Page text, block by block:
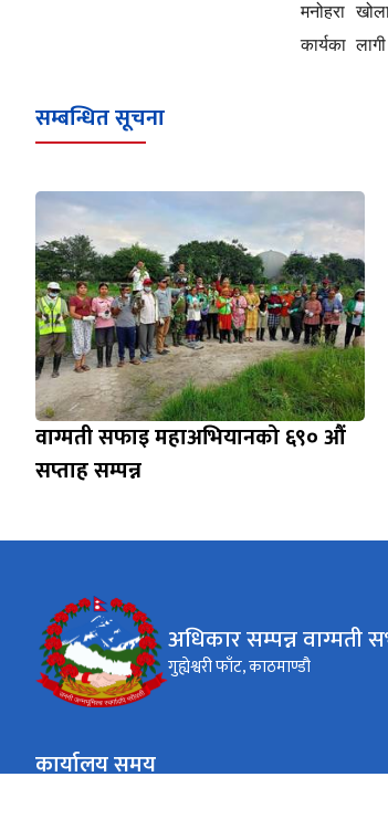
मनोहरा
कार्यका
सम्बन्धित सूचना
वाग्मती सफाइ महाअभियानको ६९० औं
सप्ताह सम्पन्न
अधिकार सम्पन्न
गुह्येश्वरी फाँट, काठमाण्डौ
कार्यालय समय